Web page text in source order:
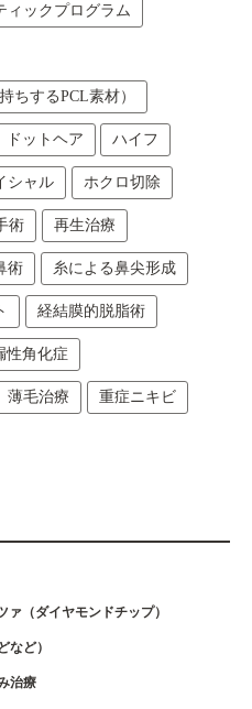
ィックプログラム
ちするPCL素材）
ドットヘア ハイフ
シャル ホクロ切除
術 再生治療
術 糸による鼻尖形成
経結膜的脱脂術
性角化症
薄毛治療 重症ニキビ
（ダイヤモンドチップ）
など）
治療